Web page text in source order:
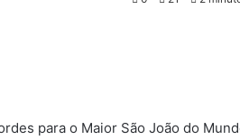
para o Maior São João do